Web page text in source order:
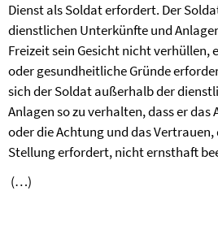
Dienst als Soldat erfordert. Der
dienstlichen Unterkünfte und
Freizeit sein Gesicht nicht verhüllen,
oder gesundheitliche Gründe
sich der Soldat außerhalb der
Anlagen so zu verhalten, dass er das
oder die Achtung und das
Stellung erfordert, nicht ernsthaft
(…)